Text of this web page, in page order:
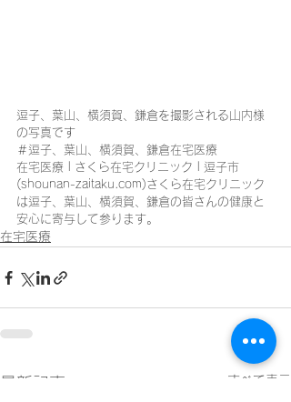
逗子、葉山、横須賀、鎌倉を撮影される山内様
の写真です
＃逗子、葉山、横須賀、鎌倉在宅医療
在宅医療 | さくら在宅クリニック | 逗子市
(shounan-zaitaku.com)さくら在宅クリニック
は逗子、葉山、横須賀、鎌倉の皆さんの健康と
安心に寄与して参ります。
在宅医療
最新記事 すべて表示